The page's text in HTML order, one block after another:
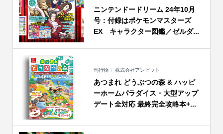
ニンテンドードリーム 24年10月
号：付録はポケモンマスターズ
EX キャラクター図鑑／ゼルダ...
刊行物 株式会社アンビット
あつまれ どうぶつの森 & ハッピ
ーホームパラダイス・大型アップ
デート全対応 最終完全攻略本+...